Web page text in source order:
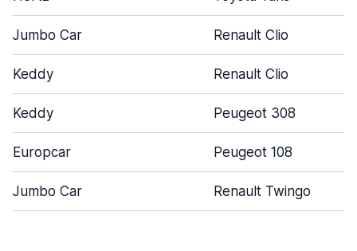
Jumbo Car Renault Clio
Keddy Renault Clio
Keddy Peugeot 308
Europcar Peugeot 108
Jumbo Car Renault Twingo